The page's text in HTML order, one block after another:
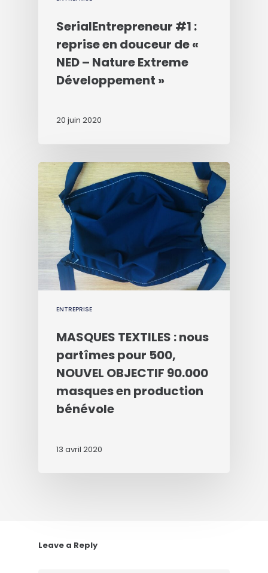
SerialEntrepreneur #1 :
reprise en douceur de «
NED – Nature Extreme
Développement »
20 juin 2020
ENTREPRISE
MASQUES TEXTILES : nous
partîmes pour 500,
NOUVEL OBJECTIF 90.000
masques en production
bénévole
13 avril 2020
Leave a Reply